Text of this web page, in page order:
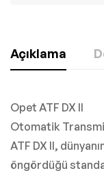
Açıklama
Opet ATF DX II
Otomatik
ATF DX II,
öngördüğü